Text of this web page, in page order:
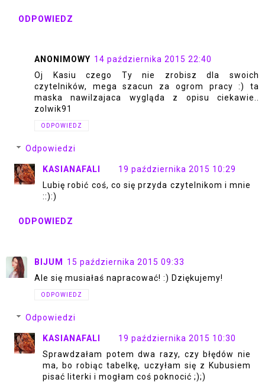
ODPOWIEDZ
ANONIMOWY 14 października 2015 22:40
Oj Kasiu czego Ty nie zrobisz dla swoich
czytelników, mega szacun za ogrom pracy :) ta
maska nawilzajaca wygląda z opisu ciekawie..
zolwik91
ODPOWIEDZ
Odpowiedzi
KASIANAFALI
19 października 2015 10:29
Lubię robić coś, co się przyda czytelnikom i mnie
::):)
ODPOWIEDZ
BIJUM
15 października 2015 09:33
Ale się musiałaś napracować! :) Dziękujemy!
ODPOWIEDZ
Odpowiedzi
KASIANAFALI
19 października 2015 10:30
Sprawdzałam potem dwa razy, czy błędów nie
ma, bo robiąc tabelkę, uczyłam się z Kubusiem
pisać literki i mogłam coś poknocić ;);)